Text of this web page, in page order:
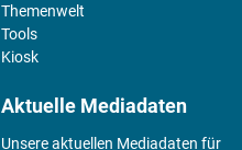
Themenwelt
Tools
Kiosk
Aktuelle Mediadaten
Unsere aktuellen Mediadaten für